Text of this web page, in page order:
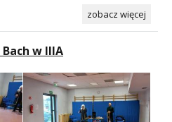
zobacz więcej
w IIIA